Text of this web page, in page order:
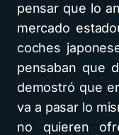
pensar que lo
mercado
coches
pensaban que
demostró que
va a pasar lo
no quieren